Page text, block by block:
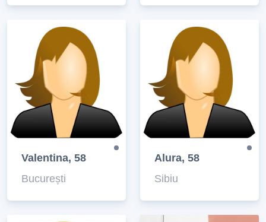
Valentina, 58
București
Alura, 58
Sibiu